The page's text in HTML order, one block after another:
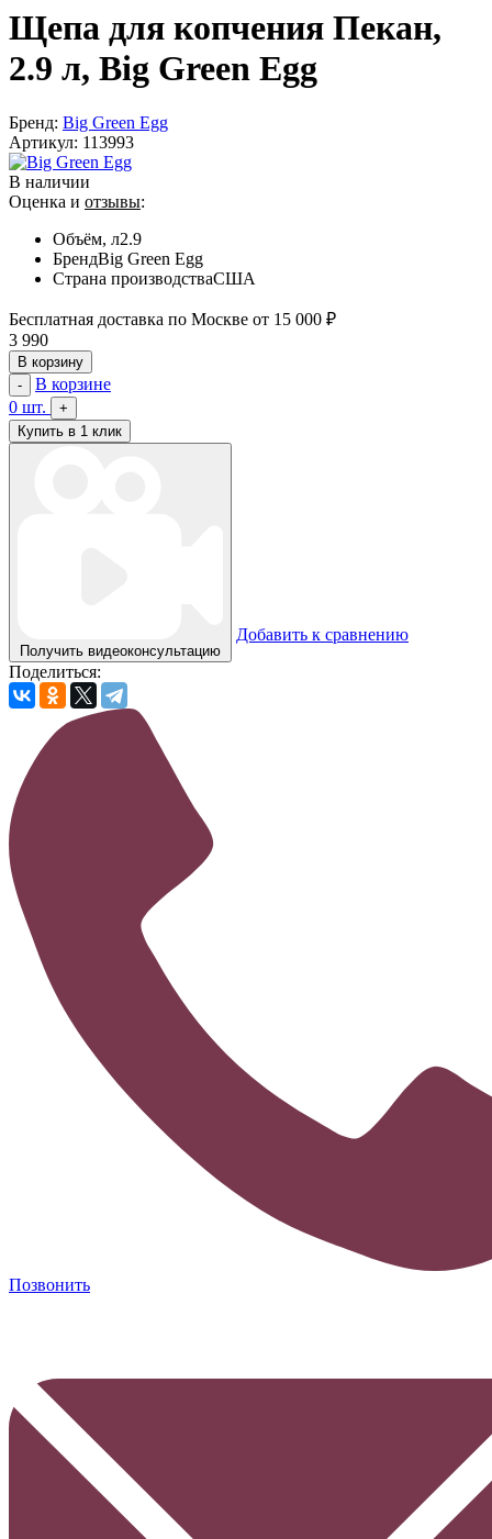
Щепа для копчения Пекан,
2.9 л, Big Green Egg
Бренд: Big Green Egg
Артикул: 113993
В наличии
Оценка и отзывы:
Объём, л2.9
БрендBig Green Egg
Страна производстваСША
Бесплатная доставка по Москве от 15 000 ₽
3 990
В корзину
-
В корзине
0 шт.
+
Купить в 1 клик
Получить видеоконсультацию
Добавить к сравнению
Поделиться:
Позвонить